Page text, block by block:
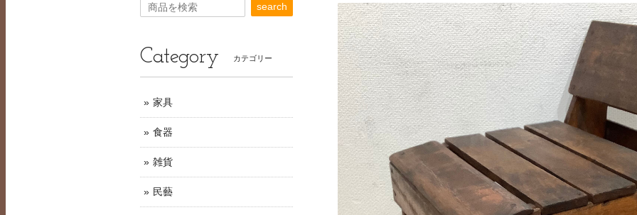
search
Category カテゴリー
家具
食器
雑貨
民藝